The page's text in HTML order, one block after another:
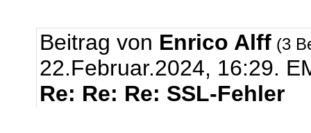
Beitrag von Enrico Alff (3
22.Februar.2024, 16:29.
Re: Re: Re: SSL-Fehler